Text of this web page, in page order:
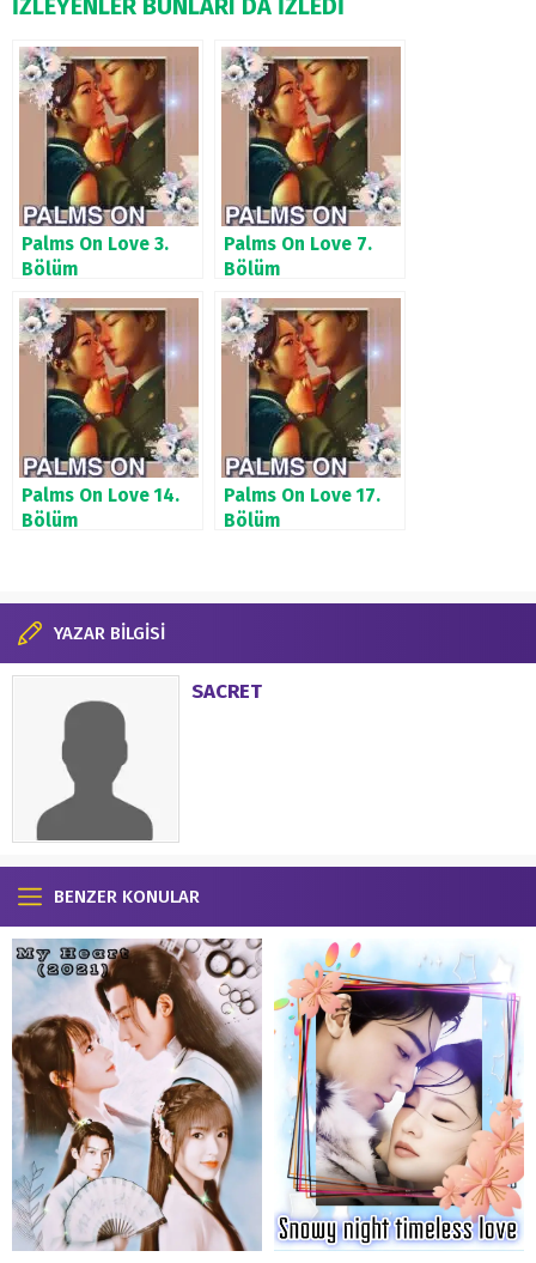
İZLEYENLER BUNLARI DA İZLEDİ
Palms On Love 3.
Bölüm
Palms On Love 7.
Bölüm
Palms On Love 14.
Bölüm
Palms On Love 17.
Bölüm
YAZAR BİLGİSİ
SACRET
BENZER KONULAR